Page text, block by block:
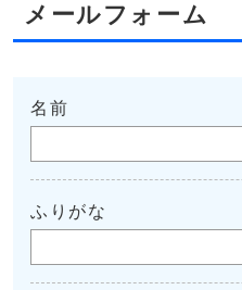
メールフォーム
名前
ふりがな